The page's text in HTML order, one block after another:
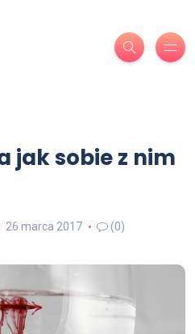
jak sobie z nim
26 marca 2017 (0)